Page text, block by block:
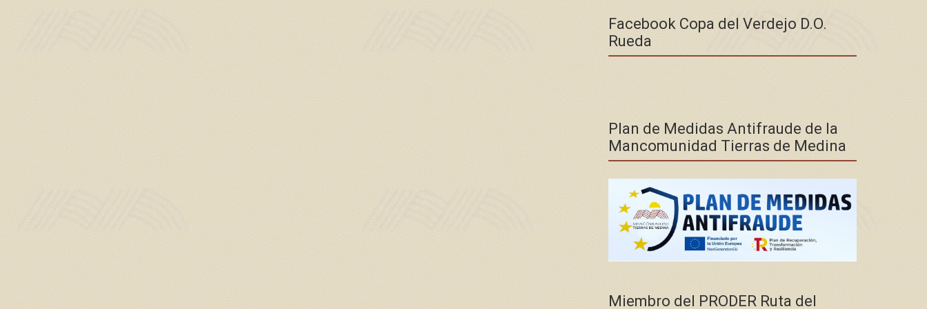
Facebook Copa del Verdejo D.O.
Rueda
Plan de Medidas Antifraude de la
Mancomunidad Tierras de Medina
Miembro del PRODER Ruta del